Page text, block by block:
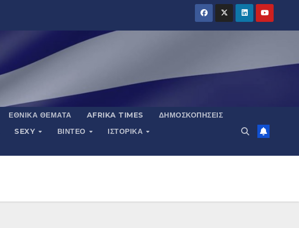
ΕΘΝΙΚΆ ΘΈΜΑΤΑ AFRIKA TIMES
ΔΗΜΟΣΚΟΠΉΣΕΙΣ
SEXY ΒΙΝΤΕΟ
ΙΣΤΟΡΙΚΆ